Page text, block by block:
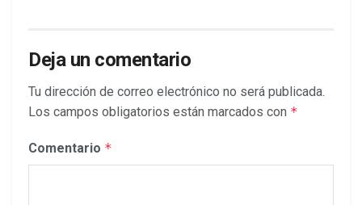
Deja un comentario
Tu dirección de correo electrónico no será publicada.
Los campos obligatorios están marcados con *
Comentario *